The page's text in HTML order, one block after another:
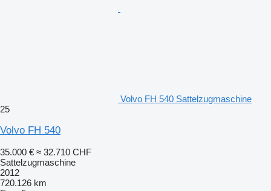
Volvo FH 540 Sattelzugmaschine
25
Volvo FH 540
35.000 € ≈ 32.710 CHF
Sattelzugmaschine
2012
720.126 km